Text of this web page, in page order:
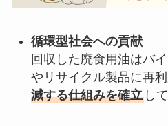
循環型社会への貢献
回収した廃食用油はバ
やリサイクル製品に再利
減する仕組みを確立し